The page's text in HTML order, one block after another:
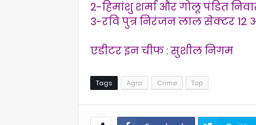
2-हिमांशु शर्मा और गोलू पंडित
3-रवि पुत्र निरंजन लाल सेक्टर
एडीटर इन चीफ : सुशील निगम
Tags Agra Crime Top